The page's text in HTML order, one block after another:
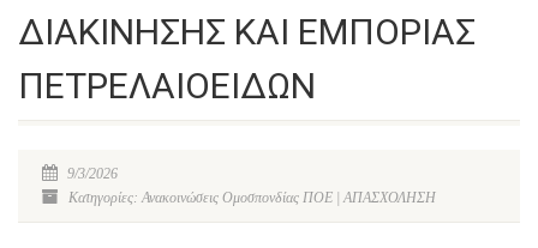
ΔΙΑΚΙΝΗΣΗΣ ΚΑΙ ΕΜΠΟΡΙΑΣ
ΠΕΤΡΕΛΑΙΟΕΙΔΩΝ
9/3/2026
Κατηγορίες: Ανακοινώσεις Ομοσπονδίας ΠΟΕ | ΑΠΑΣΧΟΛΗΣΗ